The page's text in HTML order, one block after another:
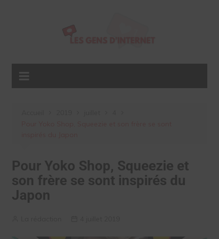
Pour Yoko Shop, Squeezie et
son frère se sont inspirés du
Japon